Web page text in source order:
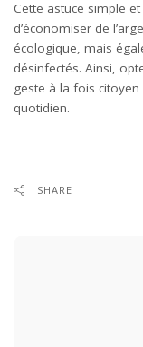
Cette astuce simple
d’économiser de
écologique, mais
désinfectés. Ainsi,
geste à la fois
quotidien.
SHARE